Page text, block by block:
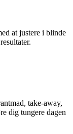
at justere i blinde
take-away,
dig tungere dagen